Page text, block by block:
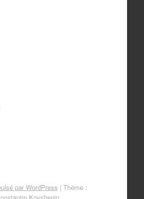
par WordPress | Thème :
Kovshenin